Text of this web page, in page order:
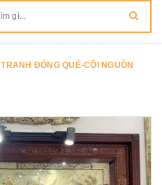
TRANH ĐỒNG QUÊ-CỘI NGUỒN